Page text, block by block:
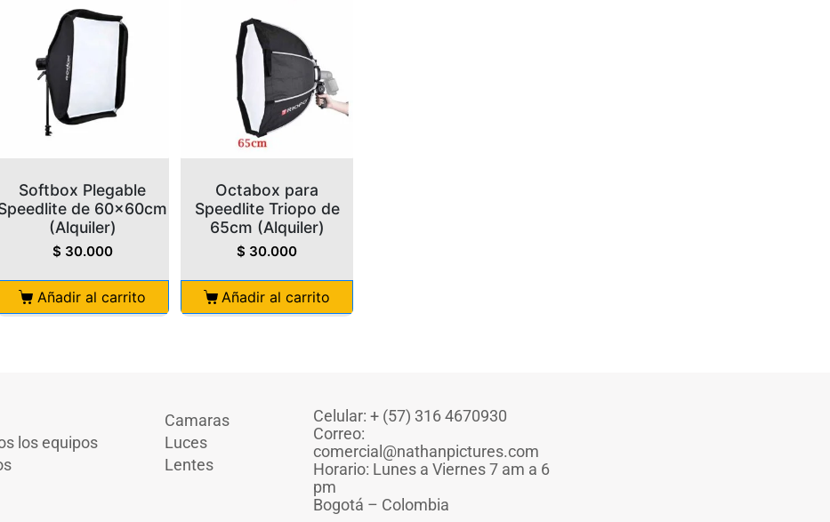
Softbox Plegable
de 60x60cm
(Alquiler)
$ 30.000
Añadir al carrito
Octabox para
Speedlite Triopo de
65cm (Alquiler)
$ 30.000
Añadir al carrito
los equipos
Camaras
Luces
Lentes
Celular: + (57) 316 4670930
Correo:
comercial@nathanpictures.com
Horario: Lunes a Viernes 7 am a 6
pm
Bogotá – Colombia